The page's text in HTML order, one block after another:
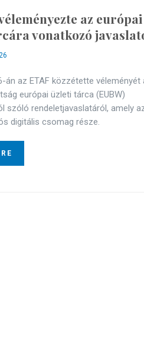
az európai
vonatkozó
án az ETAF közzétette véleményét
európai üzleti tárca (EUBW)
szóló rendeletjavaslatáról, amely
digitális csomag része.